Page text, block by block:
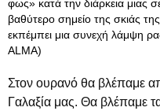
φως» κατά την διάρκεια μιας
βαθύτερο σημείο της σκιάς
εκπέμπει μια συνεχή λάμψη
ALMA)
Στον ουρανό θα βλέπαμε
Γαλαξία μας. Θα βλέπαμε